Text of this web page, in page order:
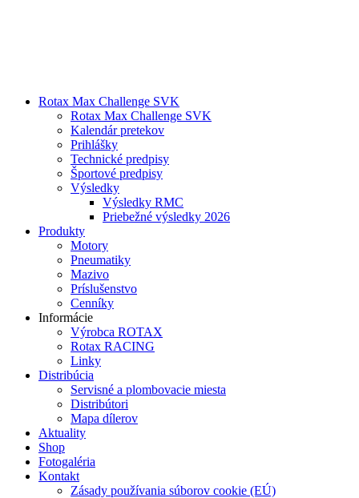
Rotax Max Challenge SVK
Rotax Max Challenge SVK
Kalendár pretekov
Prihlášky
Technické predpisy
Športové predpisy
Výsledky
Výsledky RMC
Priebežné výsledky 2026
Produkty
Motory
Pneumatiky
Mazivo
Príslušenstvo
Cenníky
Informácie
Výrobca ROTAX
Rotax RACING
Linky
Distribúcia
Servisné a plombovacie miesta
Distribútori
Mapa dílerov
Aktuality
Shop
Fotogaléria
Kontakt
Zásady používania súborov cookie (EÚ)